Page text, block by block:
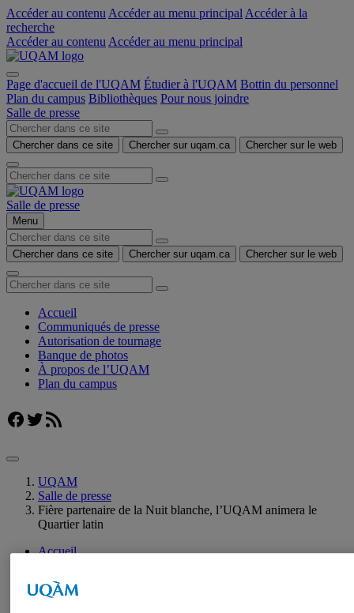
Accéder au contenu Accéder au menu principal Accéder à la
recherche
Accéder au contenu Accéder au menu principal
Page d'accueil de l'UQAM Étudier à l'UQAM Bottin du personnel
Plan du campus Bibliothèques Pour nous joindre
Salle de presse
Chercher dans ce site Chercher sur uqam.ca Chercher sur le web
Salle de presse
Menu
Chercher dans ce site Chercher sur uqam.ca Chercher sur le web
Accueil
Communiqués de presse
Autorisation de tournage
Banque de photos
À propos de l’UQAM
Plan du campus
Facebook
Twitter
Flux RSS
UQAM
Salle de presse
Fière partenaire de la Nuit blanche, l’UQAM animera le
Quartier latin
Accueil
Autorisation de tournage
Banque de photos